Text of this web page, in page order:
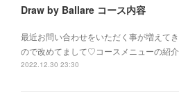
Draw by Ballare コース内容
最近お問い合わせをいただく事が増えて
ので改めてまして♡コースメニューの紹
2022.12.30 23:30